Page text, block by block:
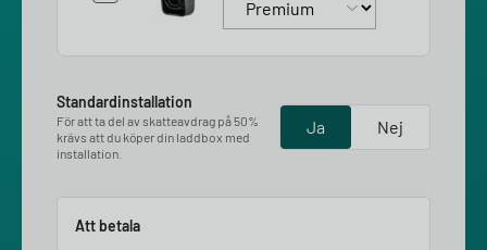
Standardinstallation
För att ta del av skatteavdrag på 50%
krävs att du köper din laddbox med
installation.
Ja Nej
Att betala